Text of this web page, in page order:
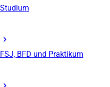
Studium
FSJ, BFD und Praktikum